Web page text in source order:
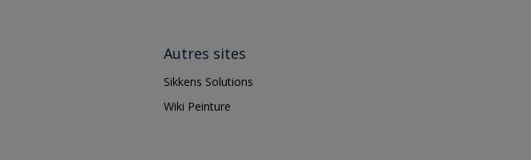
Autres sites
Sikkens Solutions
Wiki Peinture